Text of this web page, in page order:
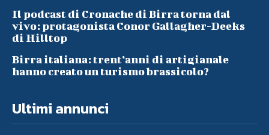
Il podcast di Cronache di Birra torna dal
vivo: protagonista Conor Gallagher-Deeks
di Hilltop
Birra italiana: trent’anni di artigianale
hanno creato un turismo brassicolo?
Ultimi annunci